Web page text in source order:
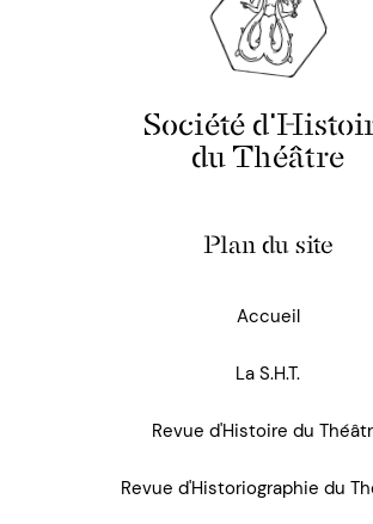
Société
du Théâtre
Plan du site
Accueil
La S.H.T.
Revue d'Histoire du
Revue d'Historiographie du